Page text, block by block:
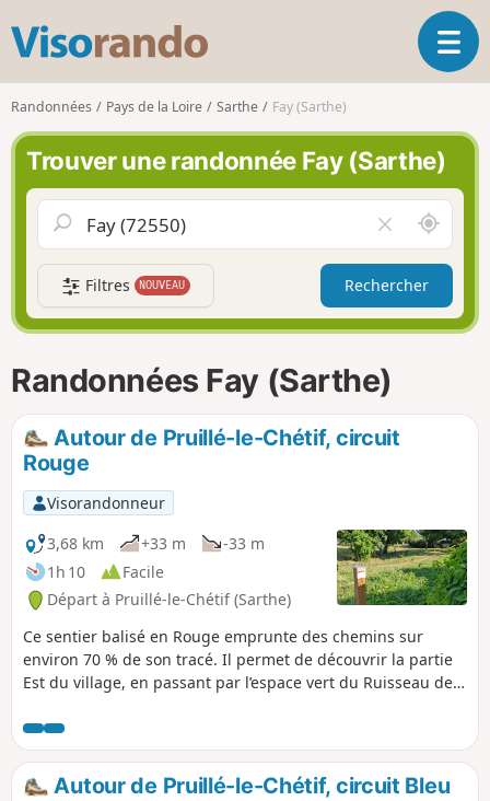
s
o
r
n
d
O
u
l
a
i
g
o
Randonnées Pays de la Loire Sarthe Fay (Sarthe)
Trouver une randonnée Fay (Sarthe)
i
d
e
r
l
a
m
A
u
t
u
r
Filtres NOUVEAU Rechercher
Randonnées Fay (Sarthe)
Autour de Pruillé-le-Chétif, circuit
Rouge
Visorandonneur
3,68 km
+33 m
-33 m
1h 10
Facile
Départ à Pruillé-le-Chétif (Sarthe)
Ce sentier balisé en Rouge emprunte des chemins sur
environ 70 % de son tracé. Il permet de découvrir la partie
Est du village, en passant par l’espace vert du Ruisseau de
points hauts du village (112 m), le lieu-dit Les Basses
Épines, ainsi que des portions de chemins boisés ou en
lisière de champs.
Autour de Pruillé-le-Chétif, circuit Bleu